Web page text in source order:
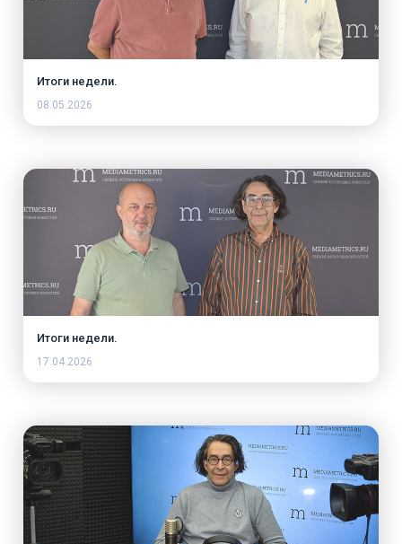
Итоги недели.
08.05.2026
Итоги недели.
17.04.2026